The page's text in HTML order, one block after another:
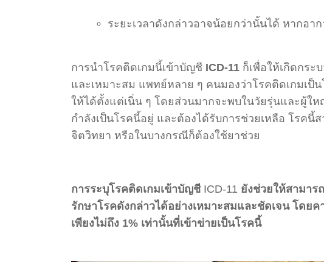
ระยะเวลาดังกล่าวอาจน้อยกว่านั้นได้ หากอา
การนำโรคติดเกมนี้เข้าบัญชี ICD-11 ก็เพื่อให้เกิดกระ
และเหมาะสม แพทย์หลาย ๆ คนมองว่าโรคติดเกมเป็
ให้ได้ตั้งแต่เนิ่น ๆ โดยส่วนมากจะพบในวัยรุ่นและผู้ใ
กำลังเป็นโรคนี้อยู่ และต้องได้รับการช่วยเหลือ โรคนี้
จิตวิทยา หรือในบางกรณีก็ต้องใช้ยาช่วย
การระบุโรคติดเกมเข้าบัญชี ICD-11 ยังช่วยให้สามา
รักษาโรคดังกล่าวได้อย่างเหมาะสมและชัดเจน โดย
เพียงไม่ถึง 1% เท่านั้นที่เข้าข่ายเป็นโรคนี้